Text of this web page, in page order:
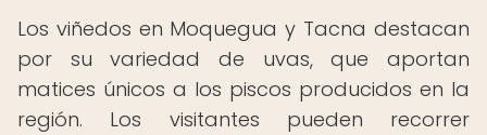
Los viñedos en Moquegua y Tacna destacan
por su variedad de uvas, que aportan
matices únicos a los piscos producidos en la
región. Los visitantes pueden recorrer